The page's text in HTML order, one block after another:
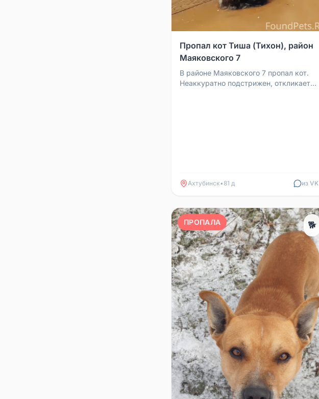
Пропал кот Тиша (Тихон), район
Маяковского 7
В районе Маяковского 7 пропал кот.
Неаккуратно подстрижен, откликается
Ахтубинск• 81 д из VK
ПРОПАЛА 🐕